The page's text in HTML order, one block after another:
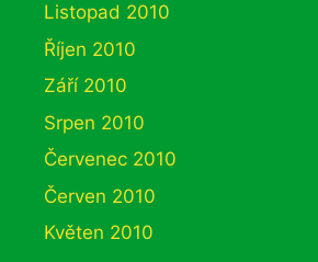
Listopad 2010
Říjen 2010
Září 2010
Srpen 2010
Červenec 2010
Červen 2010
Květen 2010